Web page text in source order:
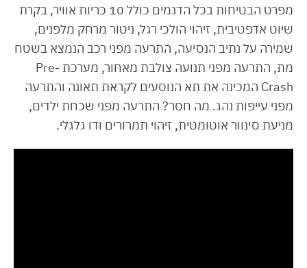
מפרט הבטיחות בכל הדגמים כולל 10 כריות אוויר, בקרת
שיוט אדפטיבית, זיהוי הולכי רגל, ניטור מרחק מלפנים,
שמירה על נתיב הנסיעה, התרעה מפני רכב הנמצא בשטח
מת, התרעה מפני תנועה צולבת מאחור, מערכת Pre-
Crash המכינה את תא הנוסעים לקראת תאונה והתרעה
מפני עייפות נהג. מה חסר? התרעה מפני שכחת ילדים,
מניעת סינוור אוטומטית, זיהוי תמרורים ודו גלגלי.